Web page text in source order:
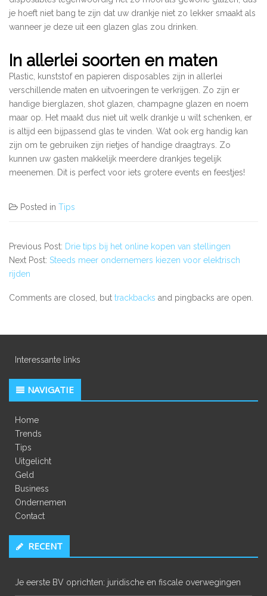
je hoeft niet bang te zijn dat uw drankje niet zo lekker smaakt als
wanneer je deze uit een glazen glas zou drinken.
In allerlei soorten en maten
Plastic, kunststof en papieren disposables zijn in allerlei
verschillende maten en uitvoeringen te verkrijgen. Zo zijn er
handige bierglazen, shot glazen, champagne glazen en noem
maar op. Het maakt dus niet uit welk drankje u wilt schenken, er
is altijd een bijpassend glas te vinden. Wat ook erg handig kan
zijn om te gebruiken zijn rietjes of handige draagtrays. Zo
kunnen uw gasten makkelijk meerdere drankjes tegelijk
meenemen. Dit is perfect voor iets grotere events en feestjes!
Posted in Tips
Previous Post: Drie tips bij het online kopen van stellingen
Next Post: Steeds meer ondernemers kiezen voor elektrisch
rijden
Comments are closed, but trackbacks and pingbacks are open.
Interessante links
NAVIGATIE
Home
Trends
Tips
Uitgelicht
Geld
Business
Ondernemen
Contact
RECENT
Je eerste BV oprichten: juridische en fiscale overwegingen